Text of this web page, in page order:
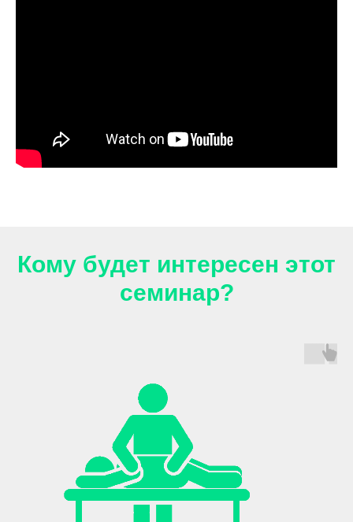
Кому будет интересен этот
семинар?